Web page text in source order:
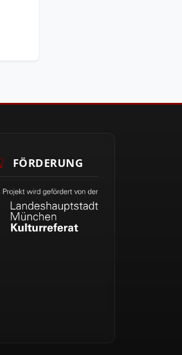
FÖRDERUNG